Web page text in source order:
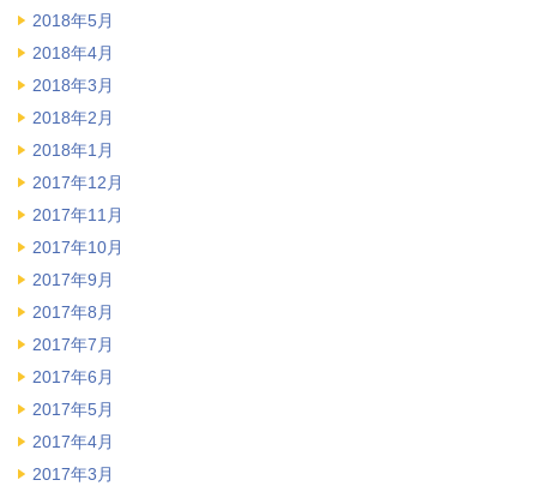
2018年5月
2018年4月
2018年3月
2018年2月
2018年1月
2017年12月
2017年11月
2017年10月
2017年9月
2017年8月
2017年7月
2017年6月
2017年5月
2017年4月
2017年3月